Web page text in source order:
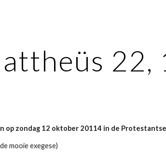
22,
op zondag 12 oktober 20114 in de
mooie exegese)